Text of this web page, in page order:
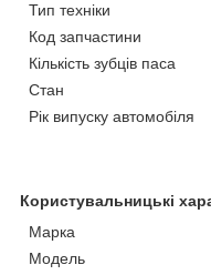
Тип техніки
Код запчастини
Кількість зубців паса
Стан
Рік випуску автомобіля
Користувальницькі
Марка
Модель